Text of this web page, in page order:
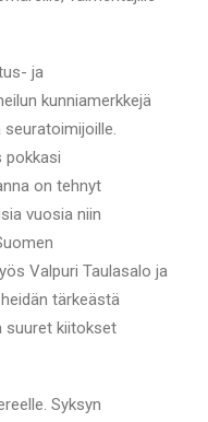
ja
kunniamerkkejä
pokkasi
on tehnyt
vuosia niin
Valpuri Taulasalo ja
tärkeästä
suuret kiitokset
Syksyn